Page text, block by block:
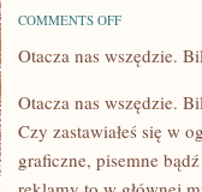
COMMENTS OFFON
NAS
WSZĘDZIE.
TELEWIZJA,
GAZETY,
INTERNET
Otacza nas wszędzie.
Otacza nas wszędzie.
Czy zastawiałeś się w
graficzne, pisemne